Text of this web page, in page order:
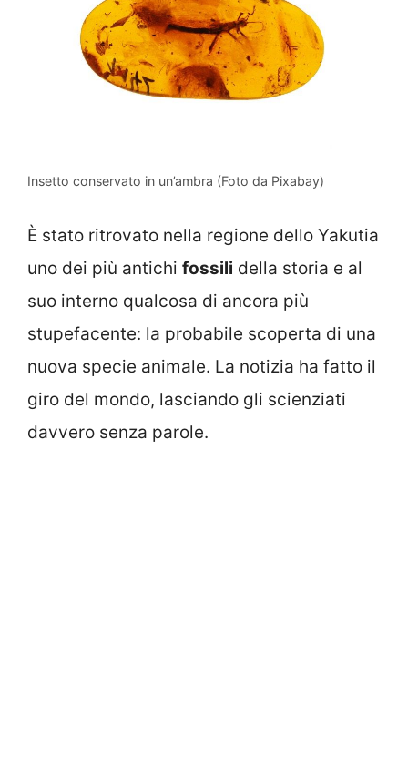
Insetto conservato in un’ambra (Foto da Pixabay)
È stato ritrovato nella regione dello Yakutia
uno dei più antichi fossili della storia e al
suo interno qualcosa di ancora più
stupefacente: la probabile scoperta di una
nuova specie animale. La notizia ha fatto il
giro del mondo, lasciando gli scienziati
davvero senza parole.